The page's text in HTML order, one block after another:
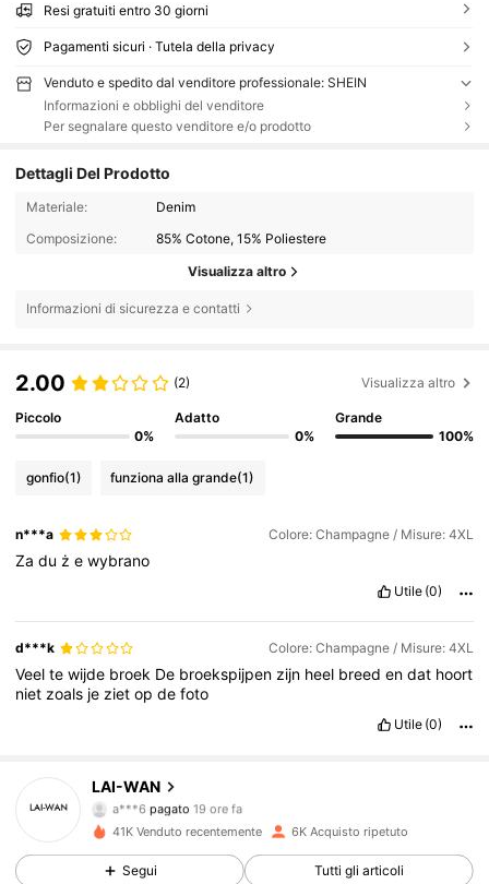
Resi gratuiti entro 30 giorni
Pagamenti sicuri · Tutela della privacy
Venduto e spedito dal venditore professionale: SHEIN
Informazioni e obblighi del venditore
Per segnalare questo venditore e/o prodotto
Dettagli Del Prodotto
Materiale:
Denim
Composizione:
85% Cotone, 15% Poliestere
Visualizza altro
Informazioni di sicurezza e contatti
2.00 (2) Visualizza altro
Piccolo
0%
Adatto
0%
Grande
100%
gonfio(1) funziona alla grande(1)
n***a Colore: Champagne / Misure: 4XL
Zadu żewybrano
Utile (0)
d***k Colore: Champagne / Misure: 4XL
Veeltewijde broek De broekspijpen zijn heel breedendat hoort
niet zoals je zietopdefoto
Utile (0)
LAI-WAN
a***6pagato
r***asegue1 giorno fa
41K Venduto recentemente 6K Acquisto ripetuto
Segui Tutti gli articoli